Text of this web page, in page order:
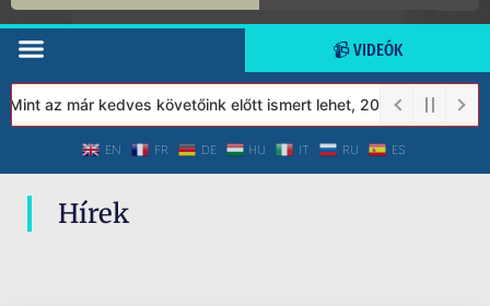
📹 VIDEÓK
az már kedves követőink előtt ismert lehet, 2023-tól a
EN FR DE HU IT RU ES
Hírek